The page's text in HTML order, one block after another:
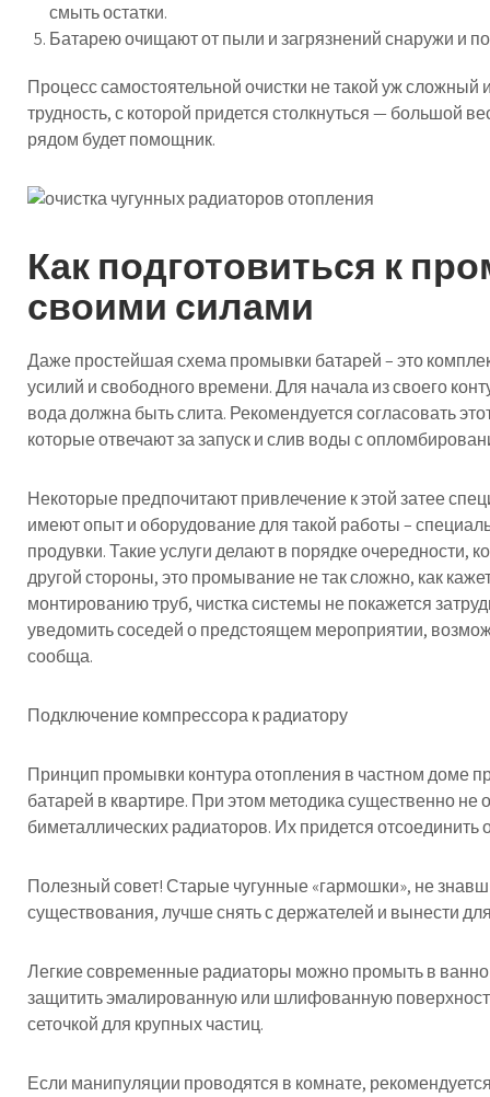
смыть остатки.
Батарею очищают от пыли и загрязнений снаружи и
Процесс самостоятельной очистки не такой уж сложный
трудность, с которой придется столкнуться — большой
рядом будет помощник.
Как подготовиться к
своими силами
Даже простейшая схема промывки батарей – это
усилий и свободного времени. Для начала из своего
вода должна быть слита. Рекомендуется согласовать
которые отвечают за запуск и слив воды с
Некоторые предпочитают привлечение к этой затее
имеют опыт и оборудование для такой работы –
продувки. Такие услуги делают в порядке очередности,
другой стороны, это промывание не так сложно, как
монтированию труб, чистка системы не покажется
уведомить соседей о предстоящем мероприятии,
сообща.
Подключение компрессора к радиатору
Принцип промывки контура отопления в частном доме
батарей в квартире. При этом методика существенно
биметаллических радиаторов. Их придется отсоединить
Полезный совет! Старые чугунные «гармошки», не
существования, лучше снять с держателей и вынести
Легкие современные радиаторы можно промыть в
защитить эмалированную или шлифованную
сеточкой для крупных частиц.
Если манипуляции проводятся в комнате,